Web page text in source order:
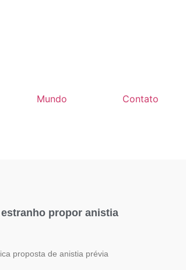
Mundo Contato
estranho propor anistia
proposta de anistia prévia